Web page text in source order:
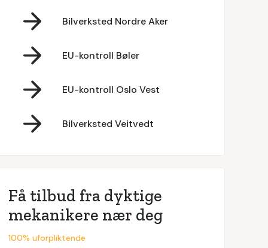
Bilverksted Nordre Aker
EU-kontroll Bøler
EU-kontroll Oslo Vest
Bilverksted Veitvedt
Få tilbud fra dyktige
mekanikere nær deg
100% uforpliktende